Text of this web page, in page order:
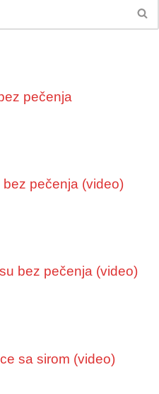
pečenja
bez pečenja (video)
bez pečenja (video)
sa sirom (video)